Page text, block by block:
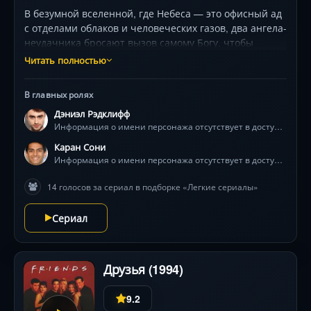
В безумной вселенной, где Небеса — это офисный ад
с отделами облаков и человеческих газов, два ангела-
неудачника бросают вызов самому Богу, чтобы
спасти Землю. Их оружие — абсурдный юмор,
фэнтези и чёрной комедии, где даже апокалипсис —
это повод для шутки.
Читать полностью
В главных ролях
Дэниэл Рэдклифф
Информация о имени персонажа отсутствует в доступных источниках
Каран Сони
Информация о имени персонажа отсутствует в доступных источниках
14 голосов за сериал в подборке «Легкие сериалы»
Сериал
Друзья (1994)
9.2